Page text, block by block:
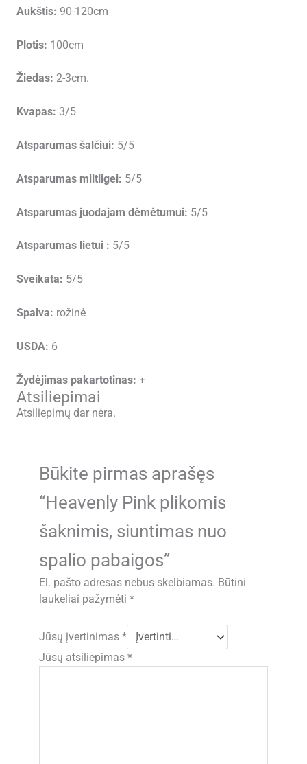
Aukštis: 90-120cm
Plotis: 100cm
Žiedas: 2-3cm.
Kvapas: 3/5
Atsparumas šalčiui: 5/5
Atsparumas miltligei: 5/5
Atsparumas juodajam dėmėtumui: 5/5
Atsparumas lietui : 5/5
Sveikata: 5/5
Spalva: rožinė
USDA: 6
Žydėjimas pakartotinas: +
Atsiliepimai
Atsiliepimų dar nėra.
Būkite pirmas aprašęs
“Heavenly Pink plikomis
šaknimis, siuntimas nuo
spalio pabaigos”
El. pašto adresas nebus skelbiamas. Būtini
laukeliai pažymėti*
Jūsų įvertinimas*
Jūsų atsiliepimas*